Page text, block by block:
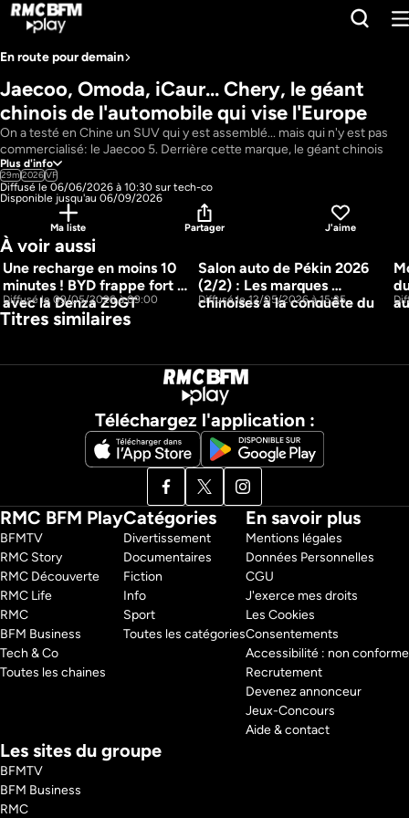
En route pour demain
Jaecoo, Omoda, iCaur... Chery, le géant
chinois de l'automobile qui vise l'Europe
On a testé en Chine un SUV qui y est assemblé... mais qui n'y est pas
commercialisé: le Jaecoo 5. Derrière cette marque, le géant chinois
Chery, numéro un sur les ventes à l'étranger depuis plus de 20 ans. Un
groupe qui vise désormais l'Europe avec des marques comme Jaecoo
mais aussi Omoda, iCaur ou encore Lepas. Découverte de cette galaxie
Chery, de ses usines à cet essai en terres chinoises pour finir sur ses
débuts prometteurs en Europe et sa stratégie pour la France : un
groupe qui arrive un peu après les autres et qui mise notamment sur
l'hybride, un réseau de distribution et d'après-vente pour accompagner
ce développement accéléré et l'image de l'acteur Jean Reno pour se
créer une image plus locale. Un pari gagnant ?
Pays : France
Présentateur : Julien Bonnet
Plus d'info
29m2026VF
Diffusé le 06/06/2026 à 10:30 sur tech-co
Disponible jusqu'au 06/09/2026
Ma liste Partager J'aime
À voir aussi
2 JOURS
Une recharge en moins 10
minutes ! BYD frappe fort
avec la Denza Z9GT
Diffusé le 09/05/2026 à 09:00
15m
Salon auto de Pékin 2026
(2/2) : Les marques
chinoises à la conquête du
Diffusé le 12/05/2026 à 15:35
Titres similaires
Téléchargez l'application :
RMC BFM Play
BFMTV
RMC Story
RMC Découverte
RMC Life
RMC
BFM Business
Tech & Co
Toutes les chaines
Catégories
Divertissement
Documentaires
Fiction
Info
Sport
Toutes les catégories
En savoir plus
Mentions légales
Données Personnelles
CGU
J'exerce mes droits
Les Cookies
Consentements
Accessibilité : non conforme
Recrutement
Devenez annonceur
Jeux-Concours
Aide & contact
Les sites du groupe
BFMTV
BFM Business
RMC